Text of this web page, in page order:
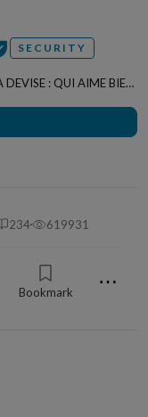
SECURITY
234 619931
Bookmark ⋯